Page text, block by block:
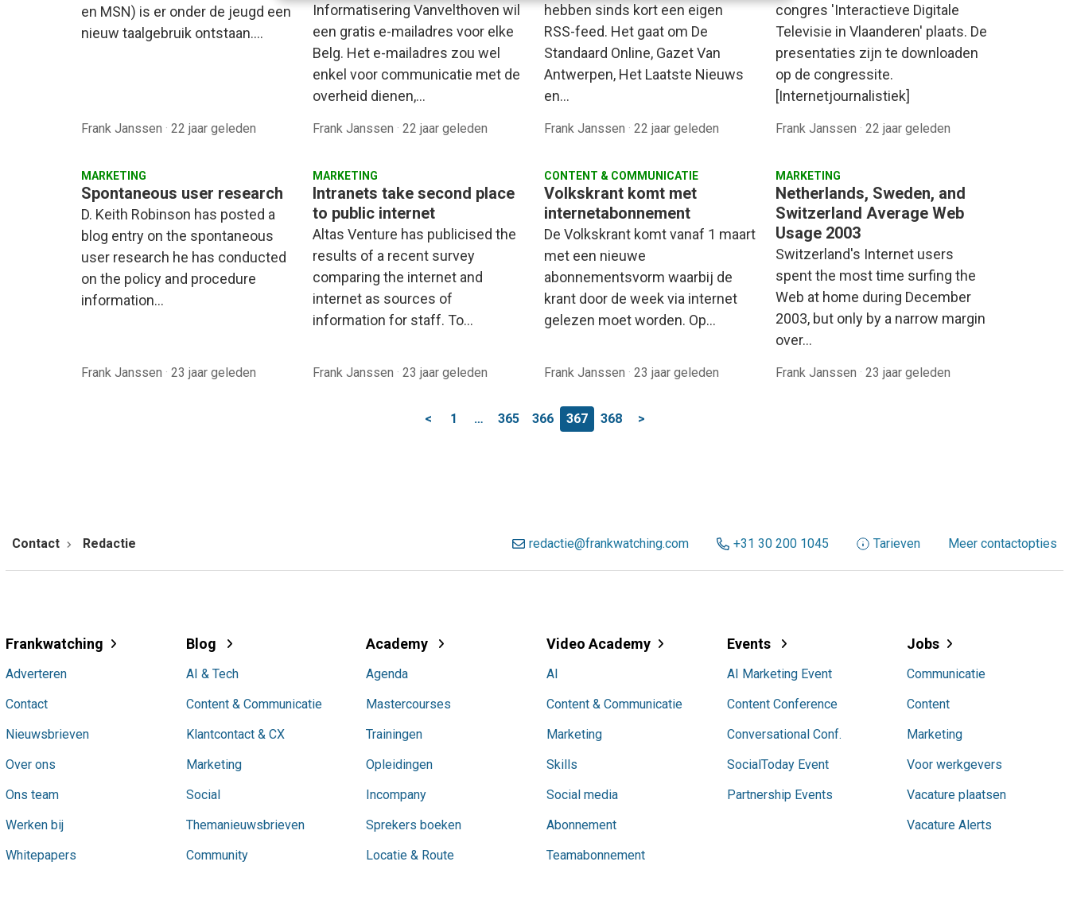
en MSN) is er onder de jeugd een
nieuw taalgebruik ontstaan.…
Frank Janssen · 22 jaar geleden
Informatisering Vanvelthoven wil
een gratis e-mailadres voor elke
Belg. Het e-mailadres zou wel
enkel voor communicatie met de
overheid dienen,…
Frank Janssen · 22 jaar geleden
hebben sinds kort een eigen
RSS-feed. Het gaat om De
Standaard Online, Gazet Van
Antwerpen, Het Laatste Nieuws
en…
Frank Janssen · 22 jaar geleden
congres 'Interactieve Digitale
Televisie in Vlaanderen' plaats. De
presentaties zijn te downloaden
op de congressite.
[Internetjournalistiek]
Frank Janssen · 22 jaar geleden
MARKETING
Spontaneous user research
D. Keith Robinson has posted a
blog entry on the spontaneous
user research he has conducted
on the policy and procedure
information…
Frank Janssen · 23 jaar geleden
MARKETING
Intranets take second place
to public internet
Altas Venture has publicised the
results of a recent survey
comparing the internet and
internet as sources of
information for staff. To…
Frank Janssen · 23 jaar geleden
CONTENT & COMMUNICATIE
Volkskrant komt met
internetabonnement
De Volkskrant komt vanaf 1 maart
met een nieuwe
abonnementsvorm waarbij de
krant door de week via internet
gelezen moet worden. Op…
Frank Janssen · 23 jaar geleden
MARKETING
Netherlands, Sweden, and
Switzerland Average Web
Usage 2003
Switzerland's Internet users
spent the most time surfing the
Web at home during December
2003, but only by a narrow margin
over…
Frank Janssen · 23 jaar geleden
< 1 … 365 366 367 368 >
Contact Redactie redactie@frankwatching.com +31 30 200 1045 Tarieven Meer contactopties
Frankwatching
Adverteren
Contact
Nieuwsbrieven
Over ons
Ons team
Werken bij
Whitepapers
Blog
AI & Tech
Content & Communicatie
Klantcontact & CX
Marketing
Social
Themanieuwsbrieven
Community
Academy
Agenda
Mastercourses
Trainingen
Opleidingen
Incompany
Sprekers boeken
Locatie & Route
Video Academy
AI
Content & Communicatie
Marketing
Skills
Social media
Abonnement
Teamabonnement
Events
AI Marketing Event
Content Conference
Conversational Conf.
SocialToday Event
Partnership Events
Jobs
Communicatie
Content
Marketing
Voor werkgevers
Vacature plaatsen
Vacature Alerts